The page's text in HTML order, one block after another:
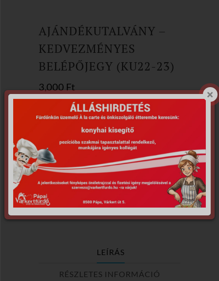
AJÁNDÉKUTALVÁNY –
KEDVEZMÉNYES
BELÉPŐJEGY (KU22-23)
3,000 Ft
Egész napos diák és nyugdíjas jegy.
Felhasználható a Pápai Várkertfürdőben a
vásárlás napjától kezdve 1 évig.
Elfogyott
Cikkszám:KU22-230601Kategória:
UtalványokCímkék:diák,kikapcsolódás,
nyugdíjas
termál,
utalvány,wellness
LEÍRÁS
RÉSZLETES INFORMÁCIÓ